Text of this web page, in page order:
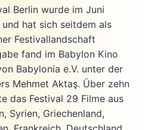
Berlin wurde im Juni
hat sich seitdem als
Festivallandschaft
fand im Babylon Kino
Babylonia e.V. unter der
Mehmet Aktaş. Über zehn
das Festival 29 Filme aus
Syrien, Griechenland,